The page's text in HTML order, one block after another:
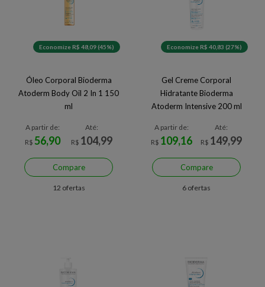
Economize R$ 48,09 (45%)
Óleo Corporal Bioderma
Atoderm Body Oil 2 In 1 150
ml
A partir de:
R$ 56,90
Até:
R$ 104,99
Compare
12 ofertas
Economize R$ 40,83 (27%)
Gel Creme Corporal
Hidratante Bioderma
Atoderm Intensive 200 ml
A partir de:
R$ 109,16
Até:
R$ 149,99
Compare
6 ofertas